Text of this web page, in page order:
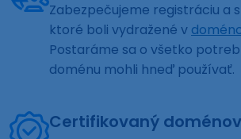
Zabezpečujeme registráciu a
ktoré boli vydražené v
Postaráme sa o všetko
doménu mohli hneď používať.
Certifikovaný